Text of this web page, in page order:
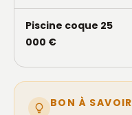
Piscine coque 25
000 €
BON À SAVOIR